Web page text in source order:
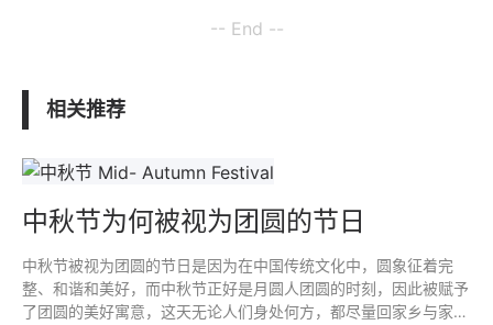
-- End --
相关推荐
中秋节为何被视为团圆的节日
中秋节被视为团圆的节日是因为在中国传统文化中，圆象征着完
整、和谐和美好，而中秋节正好是月圆人团圆的时刻，因此被赋予
了团圆的美好寓意，这天无论人们身处何方，都尽量回家乡与家人